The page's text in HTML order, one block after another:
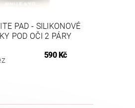
PAD - SILIKONOVÉ
POD OČI 2 PÁRY
590 Kč